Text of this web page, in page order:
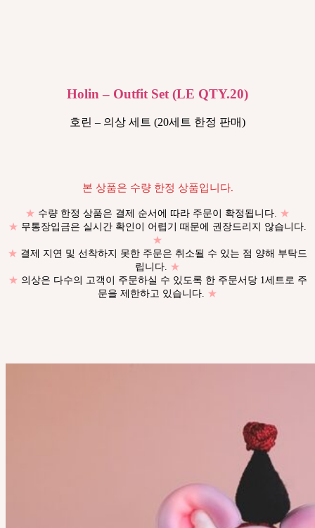
Holin – Outfit Set (LE QTY.20)
호린 – 의상 세트 (20세트 한정 판매)
본 상품은 수량 한정 상품입니다.
★ 수량 한정 상품은 결제 순서에 따라 주문이 확정됩니다.
★
★ 무통장입금은 실시간 확인이 어렵기 때문에 권장드리지 않습니다.
★
★ 결제 지연 및 선착하지 못한 주문은 취소될 수 있는 점 양해 부탁드
립니다.
★
★ 의상은 다수의 고객이 주문하실 수 있도록 한 주문서당 1세트로 주
문을 제한하고 있습니다.
★